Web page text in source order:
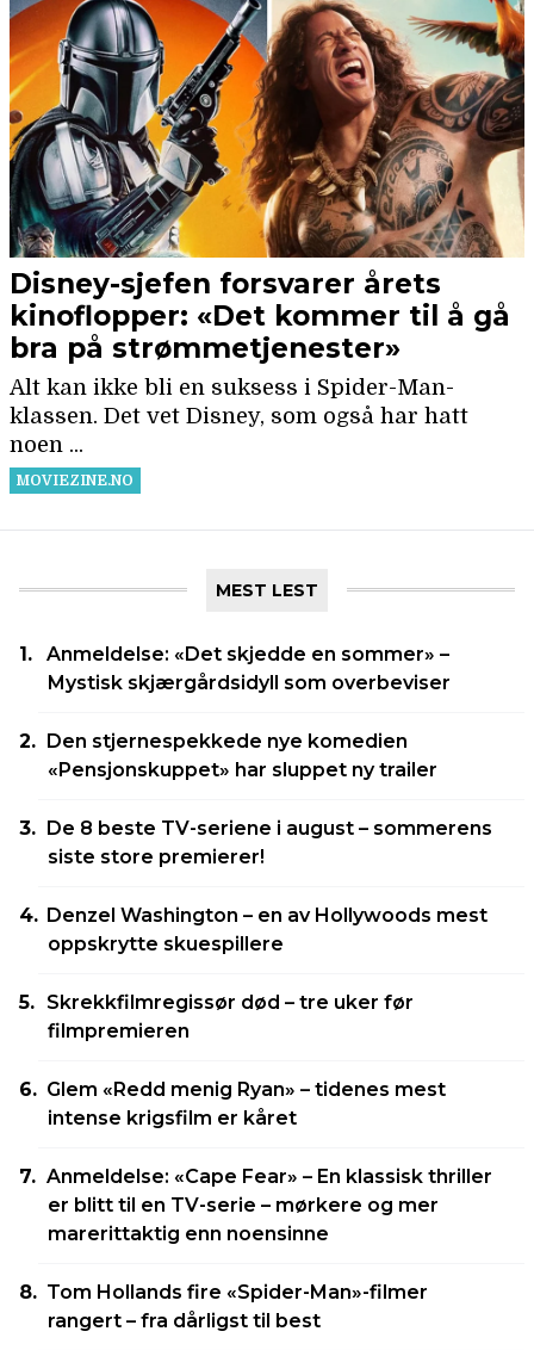
MEST LEST
Anmeldelse: «Det skjedde en sommer» –
Mystisk skjærgårdsidyll som overbeviser
Den stjernespekkede nye komedien
«Pensjonskuppet» har sluppet ny trailer
De 8 beste TV-seriene i august – sommerens
siste store premierer!
Denzel Washington – en av Hollywoods mest
oppskrytte skuespillere
Skrekkfilmregissør død – tre uker før
filmpremieren
Glem «Redd menig Ryan» – tidenes mest
intense krigsfilm er kåret
Anmeldelse: «Cape Fear» – En klassisk thriller
er blitt til en TV-serie – mørkere og mer
marerittaktig enn noensinne
Tom Hollands fire «Spider-Man»-filmer
rangert – fra dårligst til best